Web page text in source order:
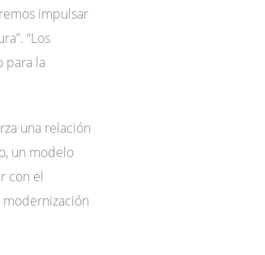
impulsar
“Los
para la
una relación
un modelo
con el